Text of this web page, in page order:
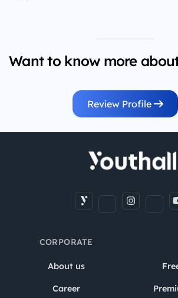
Want to know more about
Review Profile
CORPORATE
About us
Career